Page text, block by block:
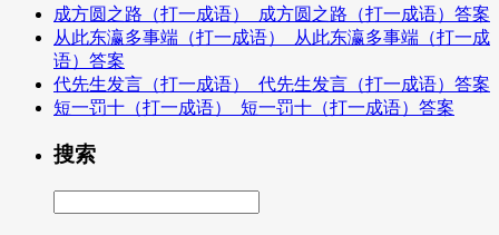
成方圆之路（打一成语）_成方圆之路（打一成语）答案
从此东瀛多事端（打一成语）_从此东瀛多事端（打一成
语）答案
代先生发言（打一成语）_代先生发言（打一成语）答案
短一罚十（打一成语）_短一罚十（打一成语）答案
搜索